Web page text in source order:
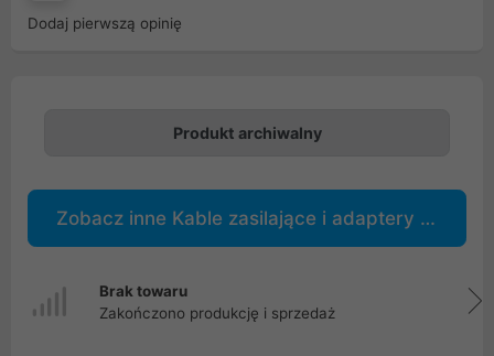
Dodaj pierwszą opinię
Produkt archiwalny
Zobacz inne Kable zasilające i adaptery 230V
Brak towaru
Zakończono produkcję i sprzedaż